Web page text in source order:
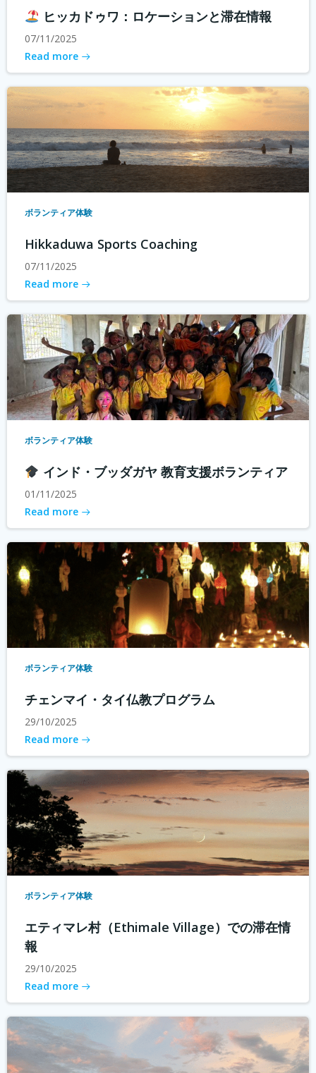
ヒッカドゥワ：ロケーションと滞在情報
07/11/2025
Read more
ボランティア体験
Hikkaduwa Sports Coaching
07/11/2025
Read more
ボランティア体験
インド・ブッダガヤ 教育支援ボランティア
01/11/2025
Read more
ボランティア体験
チェンマイ・タイ仏教プログラム
29/10/2025
Read more
ボランティア体験
エティマレ村（Ethimale Village）での滞在情
報
29/10/2025
Read more